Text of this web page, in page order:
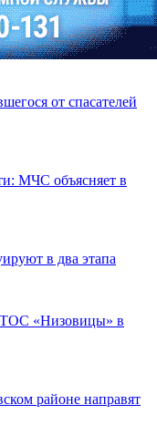
от спасателей
МЧС объясняет в
в два этапа
ТОС «Низовицы» в
районе направят